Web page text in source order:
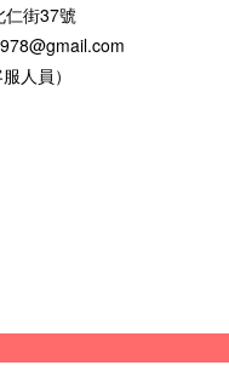
仁街37號
人員）